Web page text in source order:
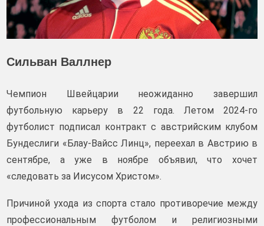
Сильван Валлнер
Чемпион Швейцарии неожиданно завершил
футбольную карьеру в 22 года. Летом 2024‑го
футболист подписал контракт с австрийским клубом
Бундеслиги «Блау‑Вайсс Линц», переехал в Австрию в
сентябре, а уже в ноябре объявил, что хочет
«следовать за Иисусом Христом».
Причиной ухода из спорта стало противоречие между
профессиональным футболом и религиозными